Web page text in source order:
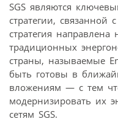
SGS являются
стратегии, связанной
стратегия
традиционных
страны, называемые
быть готовы в
вложениям — с тем
модернизировать их
сетям SGS.